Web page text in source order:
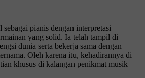
pianis dengan interpretasi
yang solid. Ia telah tampil di
dunia serta bekerja sama dengan
Oleh karena itu, kehadirannya di
khusus di kalangan penikmat musik